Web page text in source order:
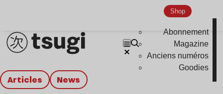
Shop
Abonnement
Magazine
Anciens numéros
Goodies
Articles news